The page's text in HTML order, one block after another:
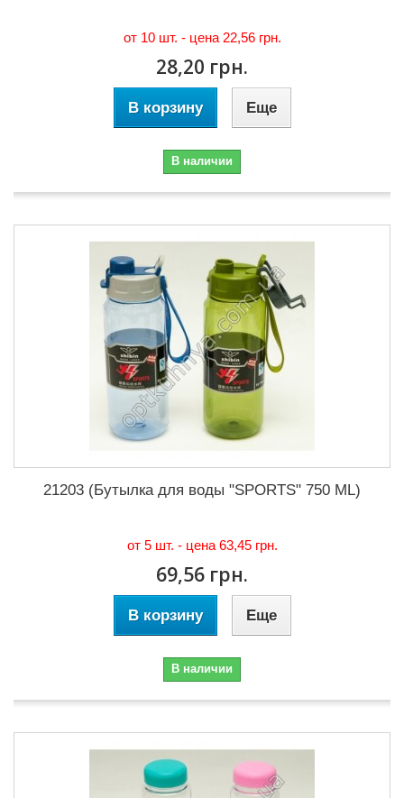
от 10 шт. - цена 22,56 грн.
28,20 грн.
В корзину Еще
В наличии
21203 (Бутылка для воды "SPORTS" 750 ML)
от 5 шт. - цена 63,45 грн.
69,56 грн.
В корзину Еще
В наличии